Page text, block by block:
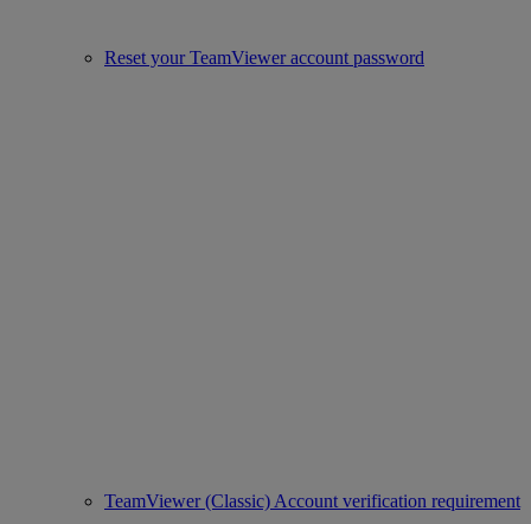
Reset your TeamViewer account password
TeamViewer (Classic) Account verification requirement